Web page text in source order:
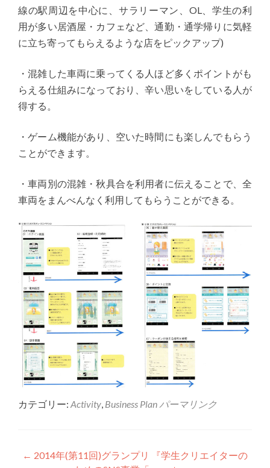
線の駅周辺を中心に、サラリーマン、OL、学生の利
用が多い居酒屋・カフェなど、通勤・通学帰りに気軽
に立ち寄ってもらえるような店をピックアップ)
・混雑した車両に乗ってくる人ほど多くポイントがも
らえる仕組みになっており、辛い思いをしている人が
得する。
・ゲーム機能があり、空いた時間にも楽しんでもらう
ことができます。
・車両別の混雑・秋具合を利用者に伝えることで、全
車両をまんべんなく利用してもらうことができる。
カテゴリー: Activity, Business Plan パーマリンク
投稿ナビゲーション
← 2014年(第11回)グランプリ 『学生クリエイターの